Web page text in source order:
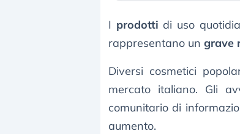
I prodotti di uso
rappresentano un grave
Diversi cosmetici
mercato italiano. Gli
comunitario di
aumento.